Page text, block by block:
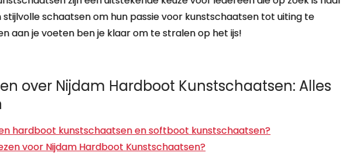
schaatsen om hun passie voor kunstschaatsen tot uiting te
aan je voeten ben je klaar om te stralen op het ijs!
over Nijdam Hardboot Kunstschaatsen: Alles
hardboot kunstschaatsen en softboot kunstschaatsen?
voor Nijdam Hardboot Kunstschaatsen?